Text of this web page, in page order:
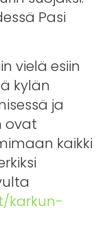
Pasi
vielä esiin
kylän
ja
ovat
kaikki
karkun-